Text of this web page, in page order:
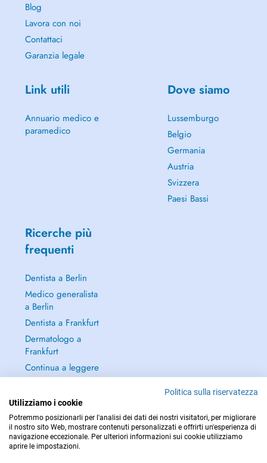
Blog
Lavora con noi
Contattaci
Garanzia legale
Link utili
Annuario medico e
paramedico
Dove siamo
Lussemburgo
Belgio
Germania
Austria
Svizzera
Paesi Bassi
Ricerche più
frequenti
Dentista a Berlin
Medico generalista
a Berlin
Dentista a Frankfurt
Dermatologo a
Frankfurt
Continua a leggere
→
PER LE URGENZE, CONSULTARE : 112
Politica sulla riservatezza
Utilizziamo i cookie
Potremmo posizionarli per l'analisi dei dati dei nostri visitatori, per migliorare
il nostro sito Web, mostrare contenuti personalizzati e offrirti un'esperienza di
navigazione eccezionale. Per ulteriori informazioni sui cookie utilizziamo
aprire le impostazioni.